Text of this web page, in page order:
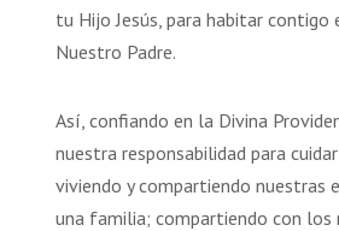
tu Hijo Jesús, para habitar contigo
Nuestro Padre.
Así, confiando en la Divina
nuestra responsabilidad para
viviendo y compartiendo nuestras
una familia; compartiendo con los